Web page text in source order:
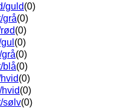
guld(0)
grå(0)
(0)
(0)
(0)
blå(0)
(0)
(0)
sølv(0)